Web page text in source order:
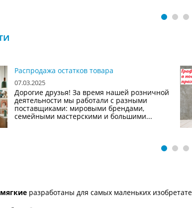
Распродажа остатков товара
07.03.2025
Дорогие друзья! За время нашей розничной
деятельности мы работали с разными
поставщиками: мировыми брендами,
семейными мастерскими и большими...
разработаны для самых маленьких